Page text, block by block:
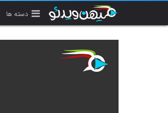
دسته ها